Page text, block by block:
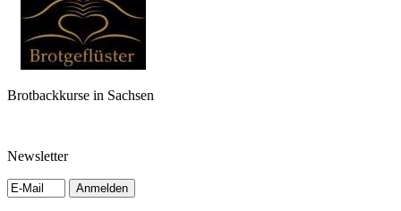
Brotbackkurse in Sachsen
Newsletter
Anmelden